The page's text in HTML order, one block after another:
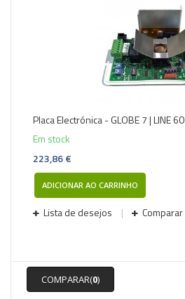
Placa Electrónica - GLOBE 7 | LINE 60
Em stock
223,86 €
ADICIONAR AO CARRINHO
Lista de desejos Comparar
COMPARAR(0)